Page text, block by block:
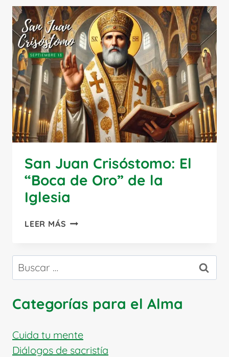
San Juan Crisóstomo: El
“Boca de Oro” de la
Iglesia
LEER MÁS SAN
EL
DE
DE
IGLESIA
Buscar:
Categorías para el Alma
Cuida tu mente
Diálogos de sacristía